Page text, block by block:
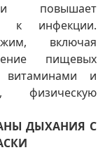
повышает
к инфекции.
включая
пищевых
витаминами и
физическую
ДЫХАНИЯ С